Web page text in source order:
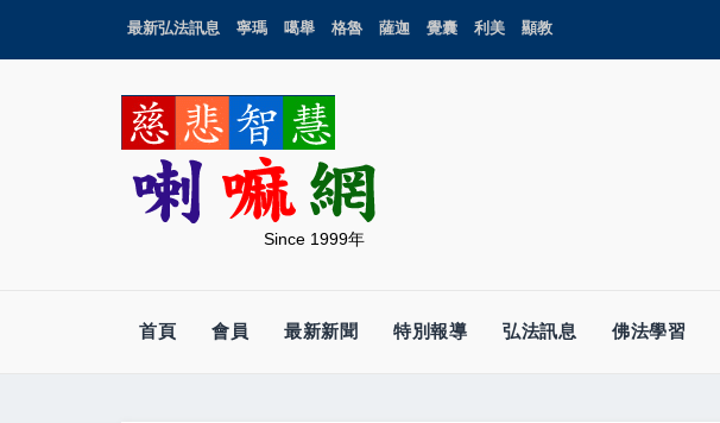
最新弘法訊息 寧瑪 噶舉 格魯 薩迦 覺囊 利美 顯教
Since 1999年
首頁 會員 最新新聞 特別報導 弘法訊息 佛法學習